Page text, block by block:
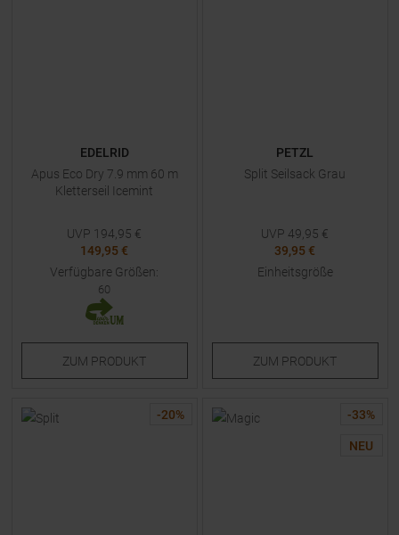
EDELRID
Apus Eco Dry 7.9 mm 60 m
Kletterseil Icemint
UVP 194,95 €
149,95 €
Verfügbare Größen:
60
ZUM PRODUKT
PETZL
Split Seilsack Grau
UVP 49,95 €
39,95 €
Einheitsgröße
ZUM PRODUKT
-20% -33%
NEU